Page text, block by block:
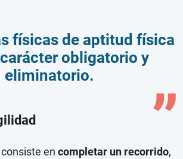
físicas de aptitud física
obligatorio y
eliminatorio.
en completar un recorrido,